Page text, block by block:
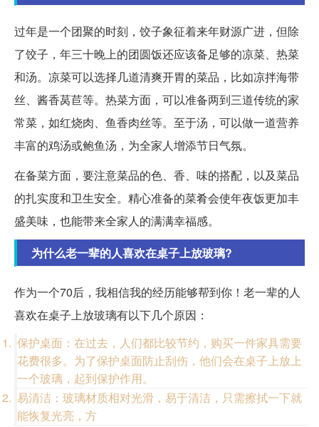
过年是一个团聚的时刻，饺子象征着来年财源广进，但除
了饺子，年三十晚上的团圆饭还应该备足够的凉菜、热菜
和汤。凉菜可以选择几道清爽开胃的菜品，比如凉拌海带
丝、酱香莴苣等。热菜方面，可以准备两到三道传统的家
常菜，如红烧肉、鱼香肉丝等。至于汤，可以做一道营养
丰富的鸡汤或鲍鱼汤，为全家人增添节日气氛。
在备菜方面，要注意菜品的色、香、味的搭配，以及菜品
的扎实度和卫生安全。精心准备的菜肴会使年夜饭更加丰
盛美味，也能带来全家人的满满幸福感。
为什么老一辈的人喜欢在桌子上放玻璃?
作为一个70后，我相信我的经历能够帮到你！老一辈的人
喜欢在桌子上放玻璃有以下几个原因：
保护桌面：在过去，人们都比较节约，购买一件家具需要
花费很多。为了保护桌面防止刮伤，他们会在桌子上放上
一个玻璃，起到保护作用。
易清洁：玻璃材质相对光滑，易于清洁，只需擦拭一下就
能恢复光亮，方